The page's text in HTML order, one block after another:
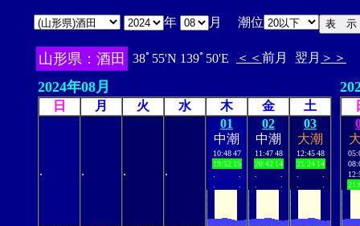
年 月 潮位
山形県：酒田 38ﾟ55'N 139ﾟ50'E ＜＜ 前月 翌月 ＞＞
2024年08月
日 月 火 水 木 金 土
. . . .
01
中潮
10:48 47
19:52 15
02
中潮
11:47 48
20:42 14
03
大潮
12:45 48
21:24 14